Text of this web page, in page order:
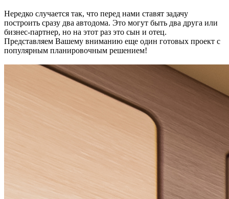
Нередко случается так, что перед нами ставят задачу
построить сразу два автодома. Это могут быть два друга или
бизнес-партнер, но на этот раз это сын и отец.
Представляем Вашему вниманию еще один готовых проект с
популярным планировочным решением!